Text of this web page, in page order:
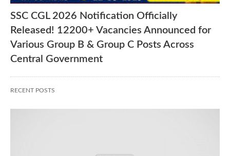
SSC CGL 2026 Notification Officially
Released! 12200+ Vacancies Announced for
Various Group B & Group C Posts Across
Central Government
RECENT POSTS